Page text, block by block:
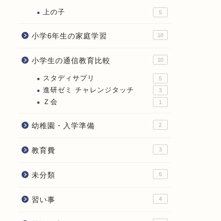
上の子 5
小学6年生の家庭学習 18
小学生の通信教育比較 10
スタディサプリ 5
進研ゼミ チャレンジタッチ 3
Ｚ会 1
幼稚園・入学準備 2
教育費 3
未分類 6
習い事 4